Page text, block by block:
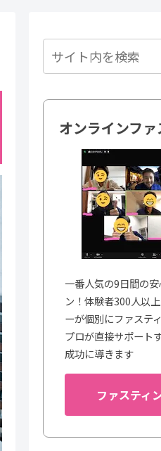
オンラインフ
一番人気の9日間の
ン！体験者300人以
ーが個別にファステ
プロが直接サポート
成功に導きます
ファスティ